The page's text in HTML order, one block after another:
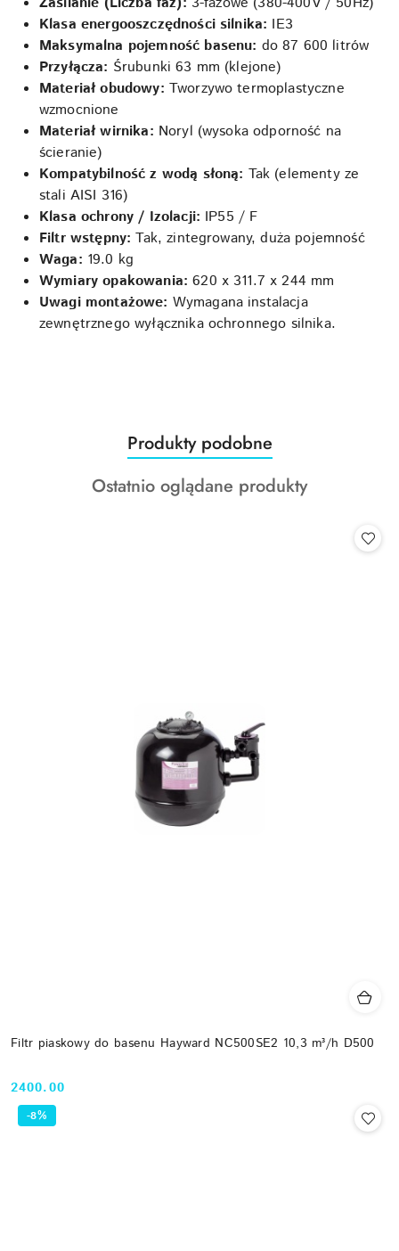
Klasa energooszczędności silnika: IE3
Maksymalna pojemność basenu: do 87 600 litrów
Przyłącza: Śrubunki 63 mm (klejone)
Materiał obudowy: Tworzywo termoplastyczne
wzmocnione
Materiał wirnika: Noryl (wysoka odporność na
ścieranie)
Kompatybilność z wodą słoną: Tak (elementy ze
stali AISI 316)
Klasa ochrony / Izolacji: IP55 / F
Filtr wstępny: Tak, zintegrowany, duża pojemność
Waga: 19.0 kg
Wymiary opakowania: 620 x 311.7 x 244 mm
Uwagi montażowe: Wymagana instalacja
zewnętrznego wyłącznika ochronnego silnika.
Pomiń karuzelę produktów
Produkty
o
statusie:
Produkty podobne
Produkty
Ostatnio oglądane produkty
Filtr piaskowy do basenu Hayward NC500SE2 10,3 m³/h D500
Cena:
2400.00
-8%